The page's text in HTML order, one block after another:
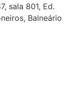
sala 801, Ed.
Balneário